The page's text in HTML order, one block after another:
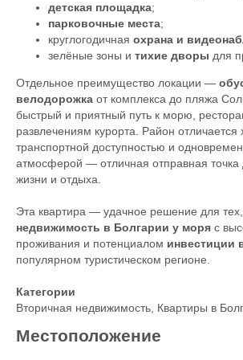
детская площадка;
парковочные места;
круглогодичная охрана и
зелёные зоны и тихие дворы для
Отдельное преимущество локации —
велодорожка от комплекса до пляжа
быстрый и приятный путь к морю,
развлечениям курорта. Район отличается
транспортной доступностью и
атмосферой — отличная отправная
жизни и отдыха.
Эта квартира — удачное решение для
недвижимость в Болгарии у моря с
проживания и потенциалом инвестиции
популярном туристическом регионе.
Категории
Вторичная недвижимость, Квартиры в
Местоположение